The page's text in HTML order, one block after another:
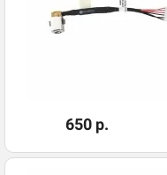
650 р.